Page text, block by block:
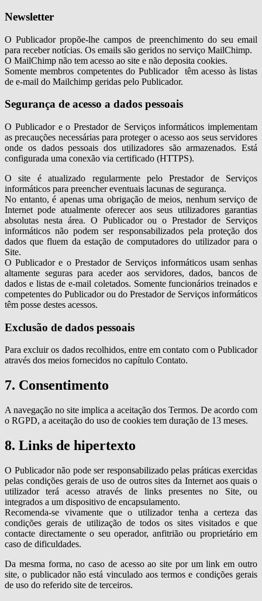
Newsletter
O Publicador propõe-lhe campos de preenchimento do seu email
para receber notícias. Os emails são geridos no serviço MailChimp.
O MailChimp não tem acesso ao site e não deposita cookies.
Somente membros competentes do Publicador têm acesso às listas
de e-mail do Mailchimp geridas pelo Publicador.
Segurança de acesso a dados pessoais
O Publicador e o Prestador de Serviços informáticos implementam
as precauções necessárias para proteger o acesso aos seus servidores
onde os dados pessoais dos utilizadores são armazenados. Está
configurada uma conexão via certificado (HTTPS).
O site é atualizado regularmente pelo Prestador de Serviços
informáticos para preencher eventuais lacunas de segurança.
No entanto, é apenas uma obrigação de meios, nenhum serviço de
Internet pode atualmente oferecer aos seus utilizadores garantias
absolutas nesta área. O Publicador ou o Prestador de Serviços
informáticos não podem ser responsabilizados pela proteção dos
dados que fluem da estação de computadores do utilizador para o
Site.
O Publicador e o Prestador de Serviços informáticos usam senhas
altamente seguras para aceder aos servidores, dados, bancos de
dados e listas de e-mail coletados. Somente funcionários treinados e
competentes do Publicador ou do Prestador de Serviços informáticos
têm posse destes acessos.
Exclusão de dados pessoais
Para excluir os dados recolhidos, entre em contato com o Publicador
através dos meios fornecidos no capítulo Contato.
7. Consentimento
A navegação no site implica a aceitação dos Termos. De acordo com
o RGPD, a aceitação do uso de cookies tem duração de 13 meses.
8. Links de hipertexto
O Publicador não pode ser responsabilizado pelas práticas exercidas
pelas condições gerais de uso de outros sites da Internet aos quais o
utilizador terá acesso através de links presentes no Site, ou
integrados a um dispositivo de encapsulamento.
Recomenda-se vivamente que o utilizador tenha a certeza das
condições gerais de utilização de todos os sites visitados e que
contacte directamente o seu operador, anfitrião ou proprietário em
caso de dificuldades.
Da mesma forma, no caso de acesso ao site por um link em outro
site, o publicador não está vinculado aos termos e condições gerais
de uso do referido site de terceiros.